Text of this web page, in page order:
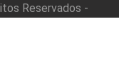
Reservados -